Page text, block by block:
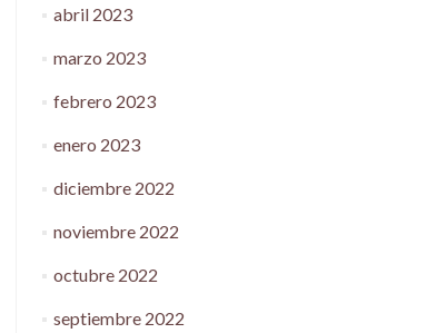
abril 2023
marzo 2023
febrero 2023
enero 2023
diciembre 2022
noviembre 2022
octubre 2022
septiembre 2022